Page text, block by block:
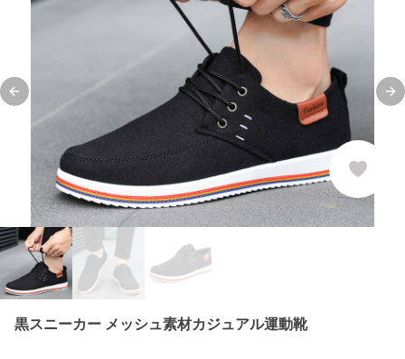
Previous slide
黒スニーカー メッシュ素材カジュアル運動靴